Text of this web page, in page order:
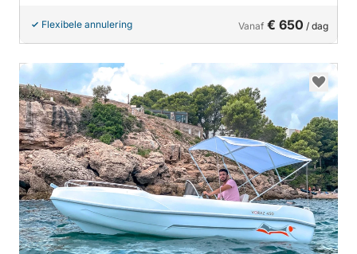
Flexibele annulering Vanaf € 650 / dag